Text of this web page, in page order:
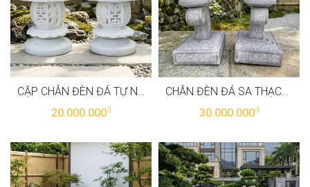
CẶP CHÂN ĐÈN ĐÁ TỰ NHIÊN NGUYÊN KHỐI, CAO 45CM T3896
20.000.000đ
CHÂN ĐÈN ĐÁ SA THẠCH TỰ NHIÊN NGUYÊN KHỐI, CAO 80CM T3895
30.000.000đ